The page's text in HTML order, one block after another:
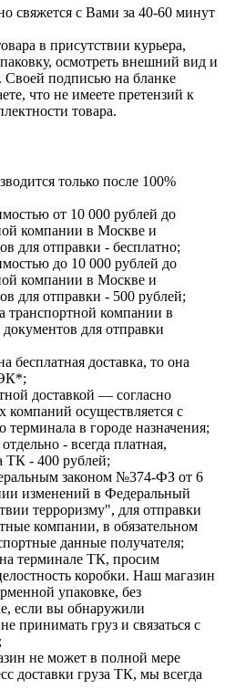
свяжется с Вами за 40-60 минут
в присутствии курьера,
осмотреть внешний вид и
Своей подписью на бланке
что не имеете претензий к
товара.
только после 100%
от 10 000 рублей до
компании в Москве и
для отправки - бесплатно;
до 10 000 рублей до
компании в Москве и
для отправки - 500 рублей;
транспортной компании в
для отправки
бесплатная доставка, то она
доставкой — согласно
компаний осуществляется с
в городе назначения;
- всегда платная,
ТК - 400 рублей;
законом №374-ФЗ от 6
изменений в Федеральный
терроризму", для отправки
компании, в обязательном
данные получателя;
терминале ТК, просим
коробки. Наш магазин
упаковке, без
если вы обнаружили
принимать груз и связаться с
не может в полной мере
доставки груза ТК, мы всегда